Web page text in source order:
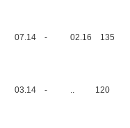
07.14 - 02.16 135
03.14 - .. 120